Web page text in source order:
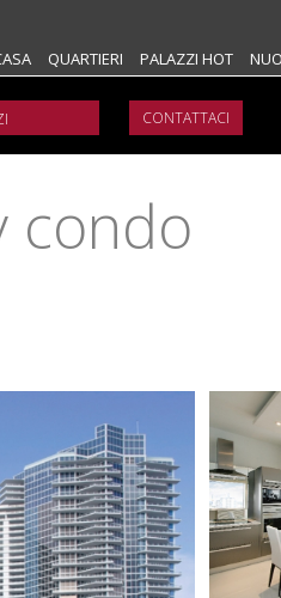
QUARTIERI PALAZZI HOT
CONTATTACI
condo